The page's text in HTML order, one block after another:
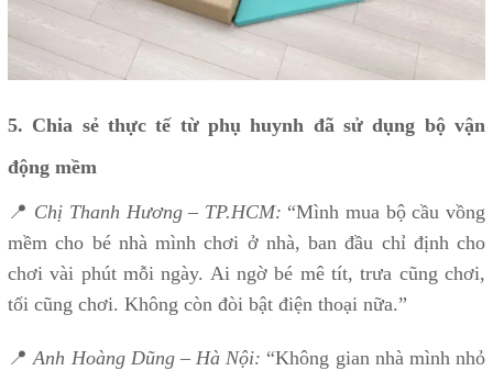
5. Chia sẻ thực tế từ phụ huynh đã sử dụng bộ vận
động mềm
📍 Chị Thanh Hương – TP.HCM: “Mình mua bộ cầu vồng
mềm cho bé nhà mình chơi ở nhà, ban đầu chỉ định cho
chơi vài phút mỗi ngày. Ai ngờ bé mê tít, trưa cũng chơi,
tối cũng chơi. Không còn đòi bật điện thoại nữa.”
📍Anh Hoàng Dũng – Hà Nội: “Không gian nhà mình nhỏ